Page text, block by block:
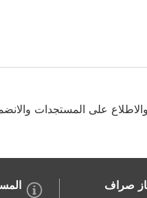
على المستجدات
صراف